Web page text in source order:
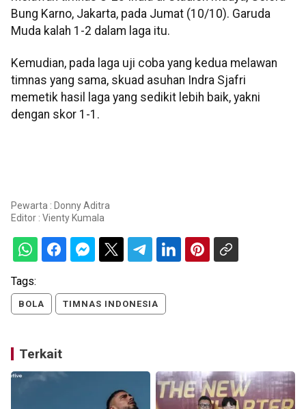
Bung Karno, Jakarta, pada Jumat (10/10). Garuda
Muda kalah 1-2 dalam laga itu.
Kemudian, pada laga uji coba yang kedua melawan
timnas yang sama, skuad asuhan Indra Sjafri
memetik hasil laga yang sedikit lebih baik, yakni
dengan skor 1-1.
Pewarta : Donny Aditra
Editor : Vienty Kumala
Tags:
BOLA TIMNAS INDONESIA
Terkait